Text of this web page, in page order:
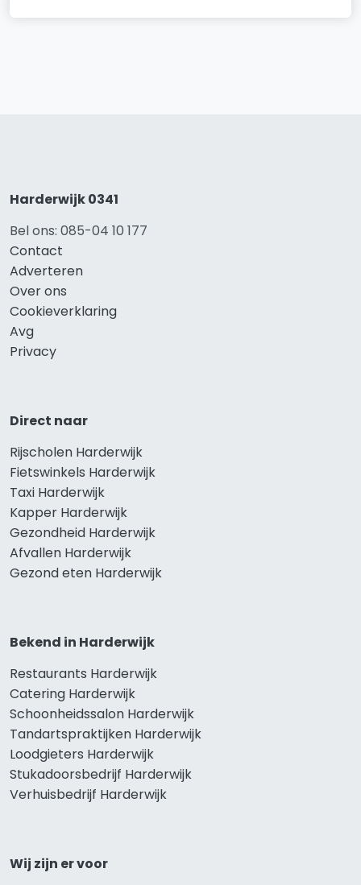
Harderwijk 0341
Bel ons: 085-04 10 177
Contact
Adverteren
Over ons
Cookieverklaring
Avg
Privacy
Direct naar
Rijscholen Harderwijk
Fietswinkels Harderwijk
Taxi Harderwijk
Kapper Harderwijk
Gezondheid Harderwijk
Afvallen Harderwijk
Gezond eten Harderwijk
Bekend in Harderwijk
Restaurants Harderwijk
Catering Harderwijk
Schoonheidssalon Harderwijk
Tandartspraktijken Harderwijk
Loodgieters Harderwijk
Stukadoorsbedrijf Harderwijk
Verhuisbedrijf Harderwijk
Wij zijn er voor